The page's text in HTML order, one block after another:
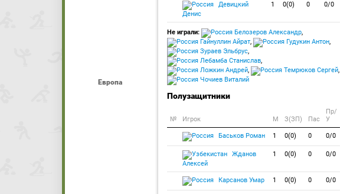
Европа
Девицкий
Денис
1 0(0) 0 0/0
Не играли: Белозеров Александр,
Гайнуллин Айрат, Гудукин Антон,
Зураев Эльбрус,
Лебамба Станислав,
Ложкин Андрей, Темрюков Сергей,
Чочиев Виталий
Полузащитники
№ Игрок M З(ЗП) Пас
Пр/
У
Баськов Роман 1 0(0) 0 0/0
Жданов
Алексей
1 0(0) 0 0/0
Карсанов Умар 1 0(0) 0 0/0